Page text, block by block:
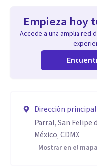
Empieza hoy
Accede a una amplia red
Dirección principal
Parral, San Felipe
México, CDMX
Mostrar en el mapa